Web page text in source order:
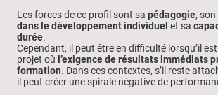
Les forces de ce profil sont sa pédagogie, son
dans le développement individuel et sa
durée.
Cependant, il peut être en difficulté lorsqu’il
projet où l’exigence de résultats immédiats
formation. Dans ces contextes, s’il reste
il peut créer une spirale négative de